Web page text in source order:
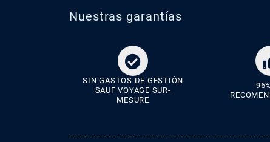
Nuestras garantías
SIN GASTOS DE GESTIÓN
SAUF VOYAGE SUR-
MESURE